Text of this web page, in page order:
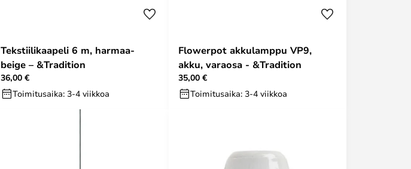
Tekstiilikaapeli 6 m, harmaa-
beige – &Tradition
36,00 €
Toimitusaika: 3-4 viikkoa
Flowerpot akkulamppu VP9,
akku, varaosa - &Tradition
35,00 €
Toimitusaika: 3-4 viikkoa